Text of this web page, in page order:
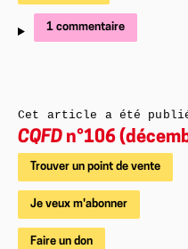
1 commentaire
Cet article a été
CQFD n°106
Trouver un point de vente
Je veux m'abonner
Faire un don